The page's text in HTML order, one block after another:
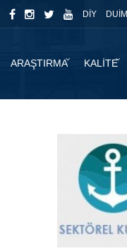
DİY DUİM
ARAŞTIRMA KALİTE